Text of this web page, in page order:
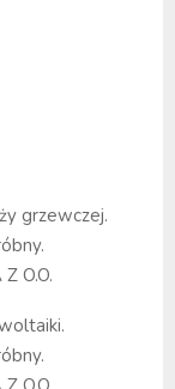
grzewczej.
O.O.